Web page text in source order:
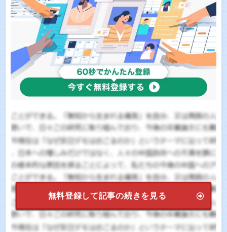
無料登録して記事の続きを見る